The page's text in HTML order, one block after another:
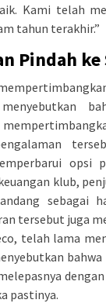
Kami telah
tahun terakhir.”
Pindah ke
opsi
klub,
sebagai
tersebut juga
telah lama
dengan
pastinya.